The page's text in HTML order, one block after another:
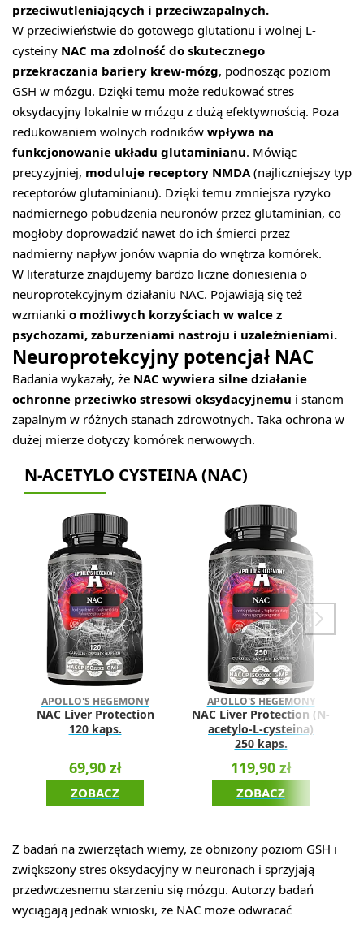
przeciwutleniających i przeciwzapalnych.
W przeciwieństwie do gotowego glutationu i wolnej L-
cysteiny NAC ma zdolność do skutecznego
przekraczania bariery krew-mózg, podnosząc poziom
GSH w mózgu. Dzięki temu może redukować stres
oksydacyjny lokalnie w mózgu z dużą efektywnością. Poza
redukowaniem wolnych rodników wpływa na
funkcjonowanie układu glutaminianu. Mówiąc
precyzyjniej, moduluje receptory NMDA (najliczniejszy typ
receptorów glutaminianu). Dzięki temu zmniejsza ryzyko
nadmiernego pobudzenia neuronów przez glutaminian, co
mogłoby doprowadzić nawet do ich śmierci przez
nadmierny napływ jonów wapnia do wnętrza komórek.
W literaturze znajdujemy bardzo liczne doniesienia o
neuroprotekcyjnym działaniu NAC. Pojawiają się też
wzmianki o możliwych korzyściach w walce z
psychozami, zaburzeniami nastroju i uzależnieniami.
Neuroprotekcyjny potencjał NAC
Badania wykazały, że NAC wywiera silne działanie
ochronne przeciwko stresowi oksydacyjnemu i stanom
zapalnym w różnych stanach zdrowotnych. Taka ochrona w
dużej mierze dotyczy komórek nerwowych.
N-ACETYLO CYSTEINA (NAC)
APOLLO'S HEGEMONY
NAC Liver Protection
120 kaps.
69,90 zł
ZOBACZ
APOLLO'S HEGEMONY
NAC Liver Protection (N-
acetylo-L-cysteina)
250 kaps.
119,90 zł
ZOBACZ
Z badań na zwierzętach wiemy, że obniżony poziom GSH i
zwiększony stres oksydacyjny w neuronach i sprzyjają
przedwczesnemu starzeniu się mózgu. Autorzy badań
wyciągają jednak wnioski, że NAC może odwracać